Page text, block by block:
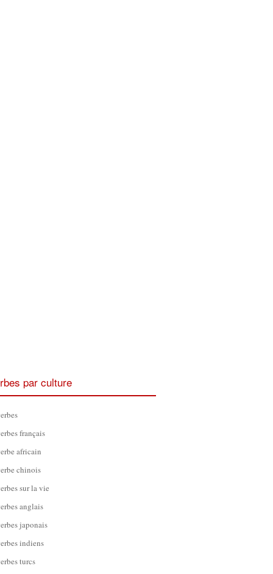
par culture
français
africain
chinois
sur la vie
anglais
japonais
indiens
turcs